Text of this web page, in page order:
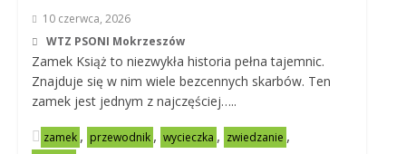
10 czerwca, 2026
WTZ PSONI Mokrzeszów
Zamek Książ to niezwykła historia pełna tajemnic.
Znajduje się w nim wiele bezcennych skarbów. Ten
zamek jest jednym z najczęściej…..
zamek , przewodnik , wycieczka , zwiedzanie ,